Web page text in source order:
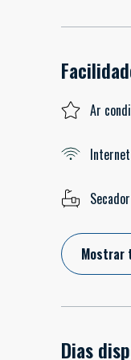
Ar
Internet
Mostrar
Dias